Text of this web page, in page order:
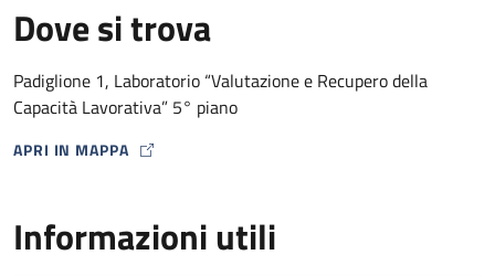
Dove si trova
Padiglione 1, Laboratorio “Valutazione e Recupero della
Capacità Lavorativa” 5° piano
APRI IN MAPPA
MAP ICON
Informazioni utili